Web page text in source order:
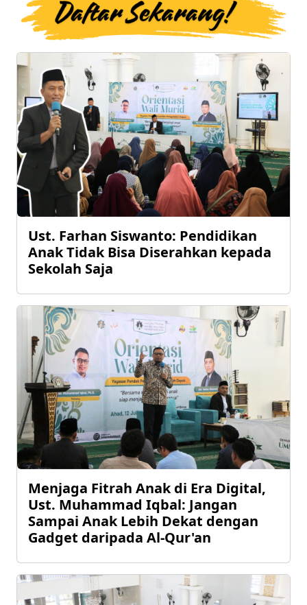
Ust. Farhan Siswanto: Pendidikan
Anak Tidak Bisa Diserahkan kepada
Sekolah Saja
Menjaga Fitrah Anak di Era Digital,
Ust. Muhammad Iqbal: Jangan
Sampai Anak Lebih Dekat dengan
Gadget daripada Al-Qur'an